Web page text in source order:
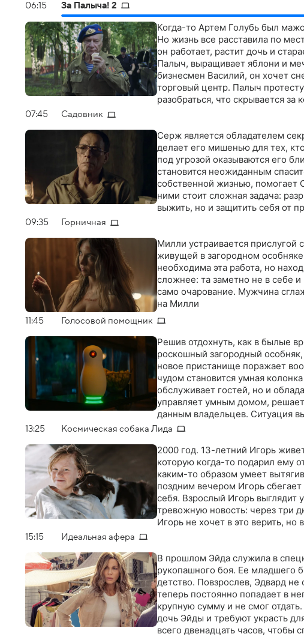
06:15 За Палыча! 2
Когда-то Артем Голубь был
Но жизнь все расставила по
он работает, растит дочь и
Палыч, выращивает яблони и
бизнесмен Василий, он хочет
торговый центр. Палыч
разобраться, что скрывается
07:45 Садовник
Серж является обладателем
делает его мишенью для тех,
под угрозой оказываются его
становится неожиданным
собственной жизнью, помогает
ними стоит сложная задача:
выжить, но и защитить себя от
недоверия к окружающим, им
09:35 Горничная
Милли устраивается прислугой
живущей в загородном
необходима эта работа, но
сложнее: та заметно не в себе
само очарование. Мужчина
на Милли
11:45 Голосовой помощник
Решив отдохнуть, как в былые
роскошный загородный
новое пристанище поражает
чудом становится умная
обслуживает гостей, но и
управляет умным домом,
данным владельцев. Ситуация
интеллект начинает проявлять
игры "Угадай персонажа",
отключить неуправляемый ИИ
смертельно опасную игру. Но
о загадочной смерти их
обстоятельствах менее года
13:25 Космическая собака Лида
2000 год. 13-летний Игорь
которую когда-то подарил ему
каким-то образом умеет
поздним вечером Игорь
себя. Взрослый Игорь
тревожную новость: через три
Игорь не хочет в это верить, но
осталось. У них есть только
15:15 Идеальная афера
В прошлом Эйда служила в
рукопашного боя. Ее младшего
детство. Повзрослев, Эдвард
теперь постоянно попадает в
крупную сумму и не смог
дочь Эйды и требуют украсть
всего двенадцать часов, чтобы